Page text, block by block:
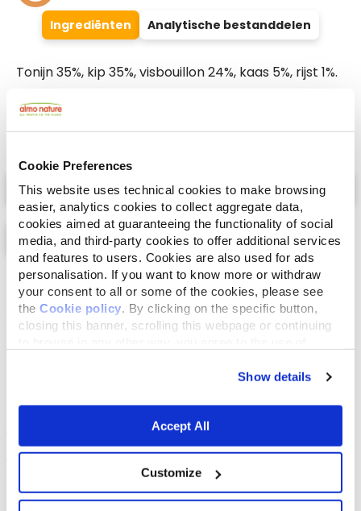
Cookie Preferences
This website uses technical cookies to make browsing
easier, analytics cookies to collect aggregate data,
cookies aimed at guaranteeing the functionality of social
media, and third-party cookies to offer additional services
and features to users. Cookies are also used for ads
personalisation. If you want to know more or withdraw
your consent to all or some of the cookies, please see
the Cookie policy. By clicking on the specific button,
closing this banner, scrolling this webpage or continuing
Show details
Accept All
Customize
Ingrediënten Analytische bestanddelen
Tonijn 35%, kip 35%, visbouillon 24%, kaas 5%, rijst 1%.